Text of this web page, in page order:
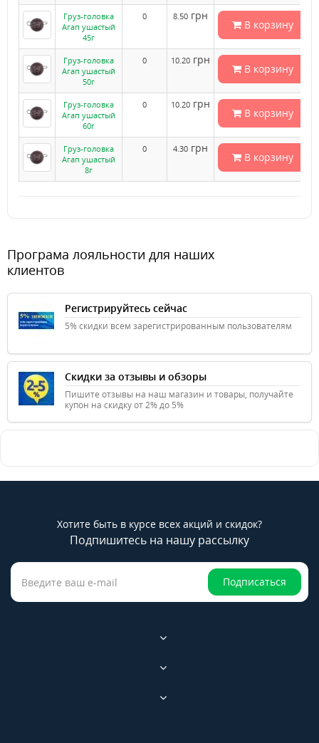
Груз-головка
Агап ушастый
45г
0 8.50 грн
В корзину
Груз-головка
Агап ушастый
50г
0 10.20 грн
В корзину
Груз-головка
Агап ушастый
60г
0 10.20 грн
В корзину
Груз-головка
Агап ушастый
8г
0 4.30 грн
В корзину
Програма лояльности для наших
клиентов
Регистрируйтесь сейчас
5% скидки всем зарегистрированным пользователям
Скидки за отзывы и обзоры
Пишите отзывы на наш магазин и товары, получайте
купон на скидку от 2% до 5%
Хотите быть в курсе всех акций и скидок?
Подпишитесь на нашу рассылку
Подписаться